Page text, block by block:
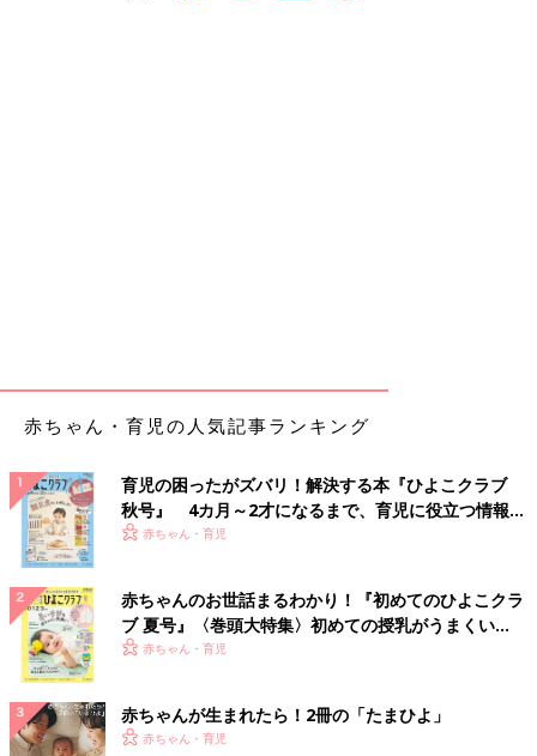
赤ちゃん・育児の人気記事ランキング
育児の困ったがズバリ！解決する本『ひよこクラブ
秋号』 4カ月～2才になるまで、育児に役立つ情報が
いっぱい！
赤ちゃん・育児
赤ちゃんのお世話まるわかり！『初めてのひよこクラ
ブ 夏号』〈巻頭大特集〉初めての授乳がうまくい
く！ おっぱい・ミルクの基本と夏のトラブル 解決テ
赤ちゃん・育児
赤ちゃんが生まれたら！2冊の「たまひよ」
赤ちゃん・育児